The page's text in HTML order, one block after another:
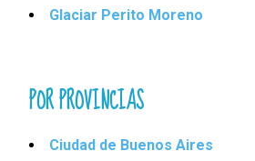
Glaciar Perito Moreno
POR PROVINCIAS
Ciudad de Buenos Aires